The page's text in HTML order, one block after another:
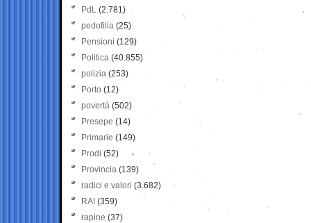
PdL (2.781)
pedofilia (25)
Pensioni (129)
Politica (40.855)
polizia (253)
Porto (12)
povertà (502)
Presepe (14)
Primarie (149)
Prodi (52)
Provincia (139)
radici e valori (3.682)
RAI (359)
rapine (37)